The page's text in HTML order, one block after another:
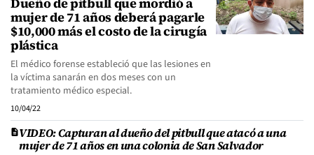
mujer de 71 años deberá pagarle
$10,000 más el costo de la cirugía
plástica
El médico forense estableció que las lesiones en
la víctima sanarán en dos meses con un
tratamiento médico especial.
10/04/22
VIDEO: Capturan al dueño del pitbull que atacó a una
mujer de 71 años en una colonia de San Salvador